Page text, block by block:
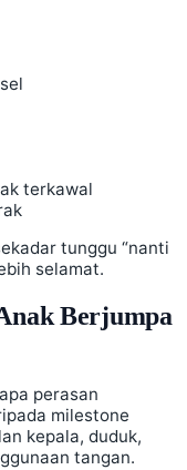
terkawal
tunggu “nanti
selamat.
Berjumpa
perasan
milestone
kepala, duduk,
tangan.